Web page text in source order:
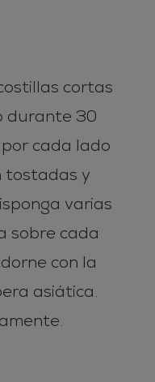
cortas
durante 30
cada lado
tostadas y
varias
sobre cada
con la
asiática.